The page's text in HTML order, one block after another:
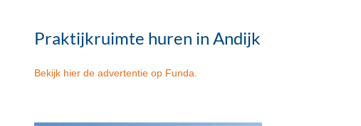
Praktijkruimte huren in Andijk
Bekijk hier de advertentie op Funda.